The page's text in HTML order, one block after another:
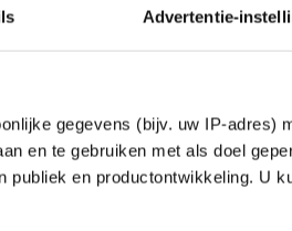
Advertentie-
gegevens (bijv. uw IP-adres)
en te gebruiken met als doel
publiek en productontwikkeling. U